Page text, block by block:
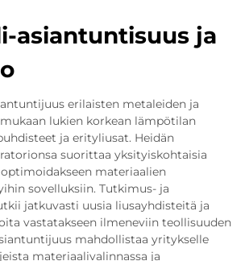
asiantuntisuus ja
erilaisten metaleiden ja
lukien korkean lämpötilan
ja erityliusat. Heidän
suorittaa yksityiskohtaisia
materiaalien
sovelluksiin. Tutkimus- ja
jatkuvasti uusia liusayhdisteitä ja
vastatakseen ilmeneviin teollisuuden
mahdollistaa yritykselle
materiaalivalinnassa ja